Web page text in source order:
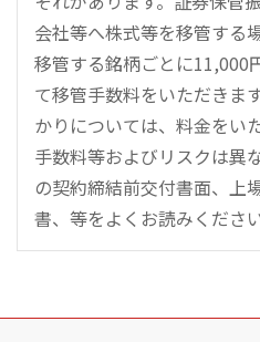
会社等へ株式等を移管する
移管する銘柄ごとに11,000
て移管手数料をいただきま
かりについては、料金をい
手数料等およびリスクは異
の契約締結前交付書面、上
書、等をよくお読みください
こ